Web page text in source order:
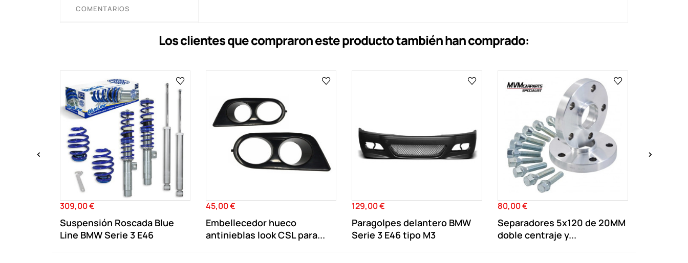
COMENTARIOS
Los clientes que compraron este producto también han comprado:
Precio
309,00 €
Suspensión Roscada Blue
Line BMW Serie 3 E46
Precio
45,00 €
Embellecedor hueco
antinieblas look CSL para...
Precio
129,00 €
Paragolpes delantero BMW
Serie 3 E46 tipo M3
Precio
80,00 €
Separadores 5x120 de 20MM
doble centraje y...